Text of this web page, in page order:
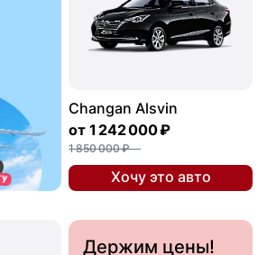
Changan Alsvin
от 1 242 000 ₽
1 850 000 ₽
Хочу это авто
Держим цены!